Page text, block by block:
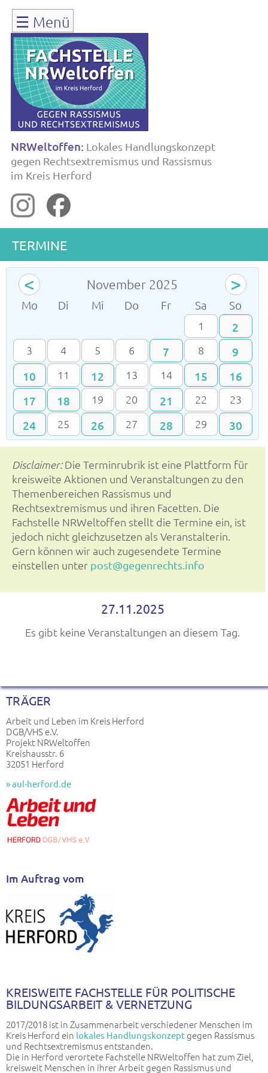
☰ Menü
NRWeltoffen: Lokales Handlungskonzept
gegen Rechtsextremismus und Rassismus
im Kreis Herford
TERMINE
Disclaimer:Die Terminrubrik ist eine Plattform für
kreisweite Aktionen und Veranstaltungen zu den
Themenbereichen Rassismus und
Rechtsextremismus und ihren Facetten. Die
Fachstelle NRWeltoffen stellt die Termine ein, ist
jedoch nicht gleichzusetzen als Veranstalterin.
Gern können wir auch zugesendete Termine
einstellen unter post@gegenrechts.info
27.11.2025
Es gibt keine Veranstaltungen an diesem Tag.
< November 2025 >
MontagDi enstag
Mi ttwoch
Do nnerstag
FreitagSamstag
So
1 2
3 4 5 6 7 8
9
10
11 12 13 14 15
16
17
18 19 20 21 22 23
24 25 26 27 28 29 30
TRÄGER
Arbeit und Leben im Kreis Herford
DGB/VHS e.V.
Projekt NRWeltoffen
Kreishausstr. 6
32051 Herford
» aul-herford.de
Im Auftrag vom
KREISWEITE FACHSTELLE FÜR POLITISCHE
BILDUNGSARBEIT & VERNETZUNG
2017/2018 ist in Zusammenarbeit verschiedener Menschen im
Kreis Herford ein lokales Handlungskonzept gegen Rassismus
und Rechtsextremismus entstanden.
Die in Herford verortete Fachstelle NRWeltoffen hat zum Ziel,
kreisweit Menschen in ihrer Arbeit gegen Rassismus und